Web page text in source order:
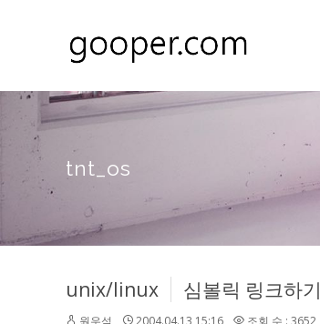
tnt_os
unix/linux 심볼릭 링크하기
원우석 2004.04.13 15:16 조회 수 : 3652